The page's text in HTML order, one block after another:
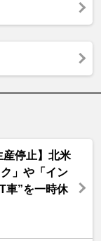
産停止】北米
」や「イン
車”を一時休